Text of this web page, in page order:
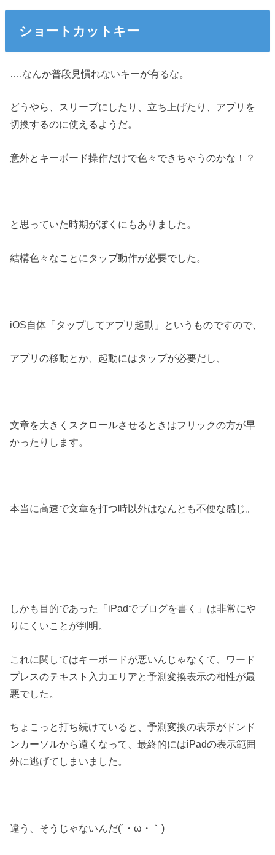
ショートカットキー
….なんか普段見慣れないキーが有るな。
どうやら、スリープにしたり、立ち上げたり、アプリを
切換するのに使えるようだ。
意外とキーボード操作だけで色々できちゃうのかな！？
と思っていた時期がぼくにもありました。
結構色々なことにタップ動作が必要でした。
iOS自体「タップしてアプリ起動」というものですので、
アプリの移動とか、起動にはタップが必要だし、
文章を大きくスクロールさせるときはフリックの方が早
かったりします。
本当に高速で文章を打つ時以外はなんとも不便な感じ。
しかも目的であった「iPadでブログを書く」は非常にや
りにくいことが判明。
これに関してはキーボードが悪いんじゃなくて、ワード
プレスのテキスト入力エリアと予測変換表示の相性が最
悪でした。
ちょこっと打ち続けていると、予測変換の表示がドンド
ンカーソルから遠くなって、最終的にはiPadの表示範囲
外に逃げてしまいました。
違う、そうじゃないんだ(´・ω・｀)